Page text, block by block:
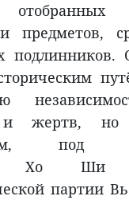
предметов,
подлинников.
и жертв,
под
Хо
партии